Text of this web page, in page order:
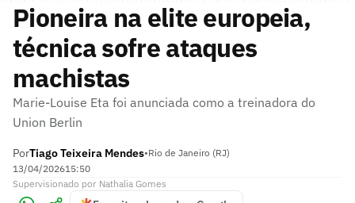
Pioneira na elite europeia,
técnica sofre ataques
machistas
Marie-Louise Eta foi anunciada como a treinadora do
Union Berlin
PorTiago Teixeira Mendes•Rio de Janeiro (RJ)
13/04/202615:50
Supervisionado por Nathalia Gomes